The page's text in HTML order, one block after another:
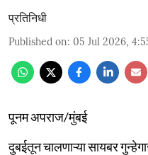
प्रतिनिधी
Published on: 05 Jul 2026,
पूनम अपराज/मुंबई
दुबईतून चालणाऱ्या सायबर